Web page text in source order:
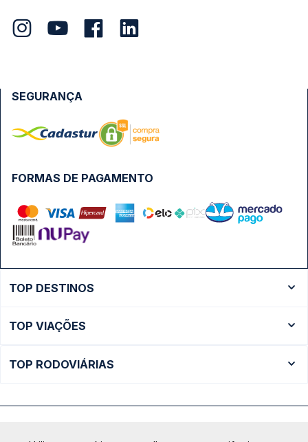
FORMAS DE PAGAMENTO
SEGURANÇA
TOP DESTINOS
Ônibus São Paulo
TOP VIAÇÕES
Passagens Pássaro Marron
TOP RODOVIÁRIAS